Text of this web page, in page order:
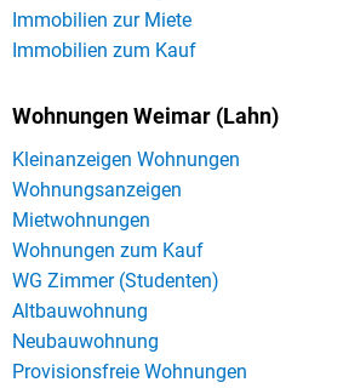
Immobilien zur Miete
Immobilien zum Kauf
Wohnungen Weimar (Lahn)
Kleinanzeigen Wohnungen
Wohnungsanzeigen
Mietwohnungen
Wohnungen zum Kauf
WG Zimmer (Studenten)
Altbauwohnung
Neubauwohnung
Provisionsfreie Wohnungen